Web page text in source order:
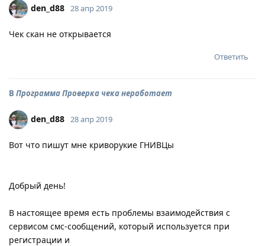
den_d88 28 апр 2019
Чек скан не открывается
Ответить
В Программа Проверка чека неработает
den_d88 28 апр 2019
Вот что пишут мне криворукие ГНИВЦы
Добрый день!
В настоящее время есть проблемы взаимодействия с
сервисом смс-сообщений, который используется при
регистрации и